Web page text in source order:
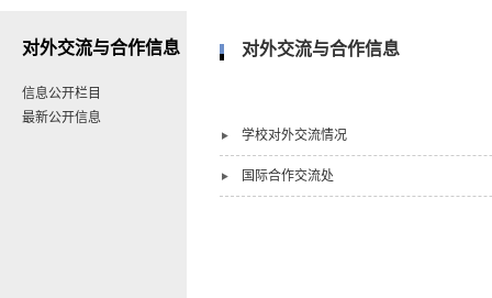
对外交流与合作信息
信息公开栏目
最新公开信息
对外交流与合作信息
学校对外交流情况
国际合作交流处